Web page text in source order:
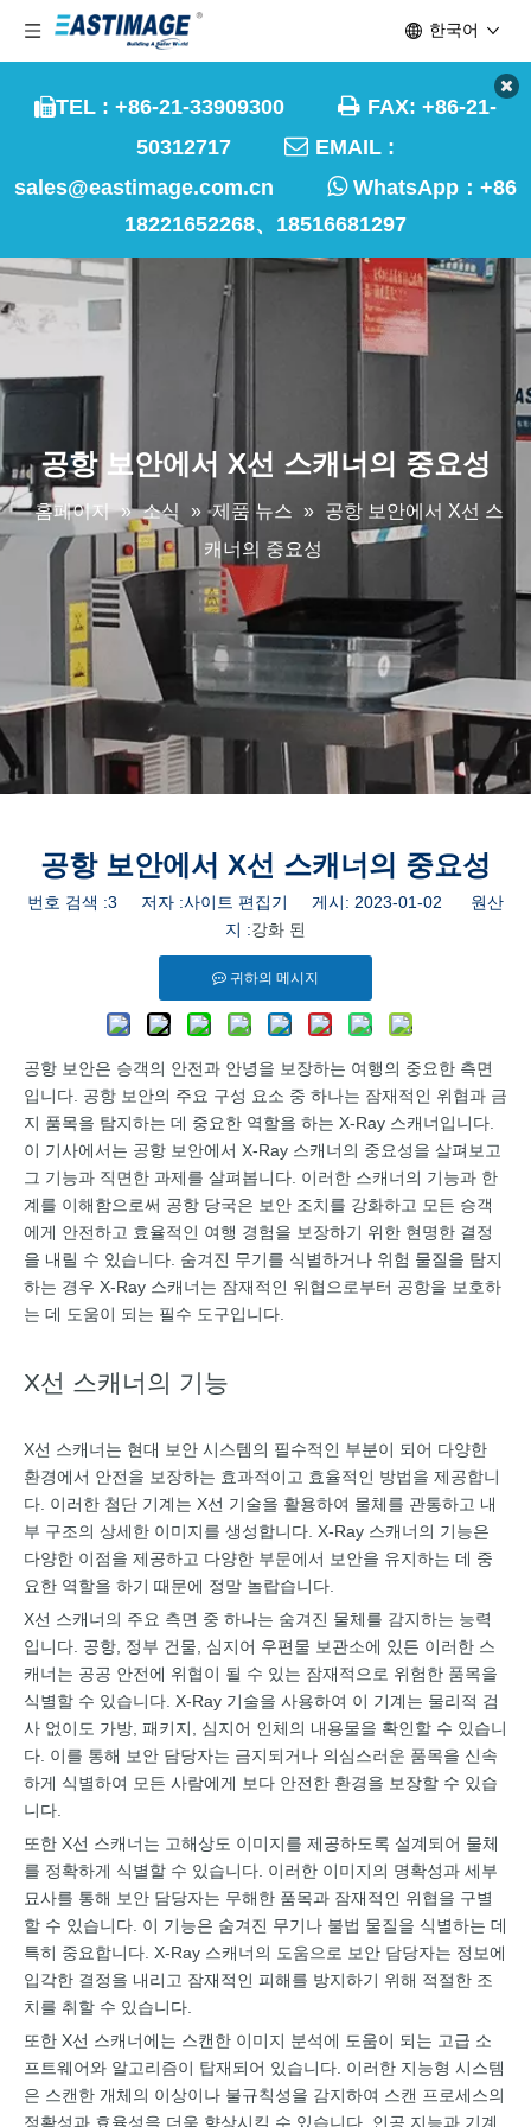
TEL : +86-21-33909300  FAX: +86-21-
50312717  EMAIL :
sales@eastimage.com.cn
WhatsApp： +86
18221652268、18516681297
한국어
공항 보안에서 X선 ​​스캐너의 중요성
홈페이지 » 소식 » 제품 뉴스 » 공항 보안에서 X선 ​​스
캐너의 중요성
공항 보안에서 X선 ​​스캐너의 중요성
번호 검색 :3 저자 :사이트 편집기 게시: 2023-01-02 원산
지 :강화 된
귀하의 메시지
공항 보안은 승객의 안전과 안녕을 보장하는 여행의 중요한 측면
입니다. 공항 보안의 주요 구성 요소 중 하나는 잠재적인 위협과 금
지 품목을 탐지하는 데 중요한 역할을 하는 X-Ray 스캐너입니다.
이 기사에서는 공항 보안에서 X-Ray 스캐너의 중요성을 살펴보고
그 기능과 직면한 과제를 살펴봅니다. 이러한 스캐너의 기능과 한
계를 이해함으로써 공항 당국은 보안 조치를 강화하고 모든 승객
에게 안전하고 효율적인 여행 경험을 보장하기 위한 현명한 결정
을 내릴 수 있습니다. 숨겨진 무기를 식별하거나 위험 물질을 탐지
하는 경우 X-Ray 스캐너는 잠재적인 위협으로부터 공항을 보호하
는 데 도움이 되는 필수 도구입니다.
X선 스캐너의 기능
X선 스캐너는 현대 보안 시스템의 필수적인 부분이 되어 다양한
환경에서 안전을 보장하는 효과적이고 효율적인 방법을 제공합니
다. 이러한 첨단 기계는 X선 기술을 활용하여 물체를 관통하고 내
부 구조의 상세한 이미지를 생성합니다. X-Ray 스캐너의 기능은
다양한 이점을 제공하고 다양한 부문에서 보안을 유지하는 데 중
요한 역할을 하기 때문에 정말 놀랍습니다.
X선 스캐너의 주요 측면 중 하나는 숨겨진 물체를 감지하는 능력
입니다. 공항, 정부 건물, 심지어 우편물 보관소에 있든 이러한 스
캐너는 공공 안전에 위협이 될 수 있는 잠재적으로 위험한 품목을
식별할 수 있습니다. X-Ray 기술을 사용하여 이 기계는 물리적 검
사 없이도 가방, 패키지, 심지어 인체의 내용물을 확인할 수 있습니
다. 이를 통해 보안 담당자는 금지되거나 의심스러운 품목을 신속
하게 식별하여 모든 사람에게 보다 안전한 환경을 보장할 수 있습
니다.
또한 X선 스캐너는 고해상도 이미지를 제공하도록 설계되어 물체
를 정확하게 식별할 수 있습니다. 이러한 이미지의 명확성과 세부
묘사를 통해 보안 담당자는 무해한 품목과 잠재적인 위협을 구별
할 수 있습니다. 이 기능은 숨겨진 무기나 불법 물질을 식별하는 데
특히 중요합니다. X-Ray 스캐너의 도움으로 보안 담당자는 정보에
입각한 결정을 내리고 잠재적인 피해를 방지하기 위해 적절한 조
치를 취할 수 있습니다.
또한 X선 스캐너에는 스캔한 이미지 분석에 도움이 되는 고급 소
프트웨어와 알고리즘이 탑재되어 있습니다. 이러한 지능형 시스템
은 스캔한 개체의 이상이나 불규칙성을 감지하여 스캔 프로세스의
정확성과 효율성을 더욱 향상시킬 수 있습니다. 인공 지능과 기계